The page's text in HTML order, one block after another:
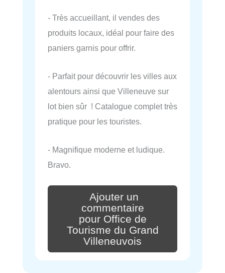
- Très accueillant, il vendes des
produits locaux, idéal pour faire des
paniers garnis pour offrir.
- Parfait pour découvrir les villes aux
alentours ainsi que Villeneuve sur
lot bien sûr ! Catalogue complet très
pratique pour les touristes.
- Magnifique moderne et ludique.
Bravo.
Ajouter un
commentaire
pour Office de
Tourisme du Grand
Villeneuvois